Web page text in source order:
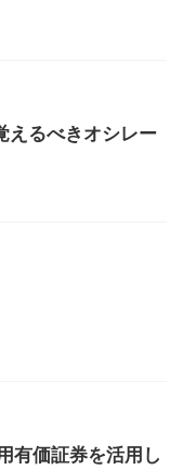
えるべきオシレー
有価証券を活用し